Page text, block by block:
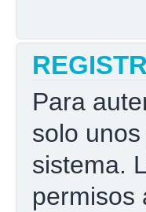
Para
solo
sistema.
permisos